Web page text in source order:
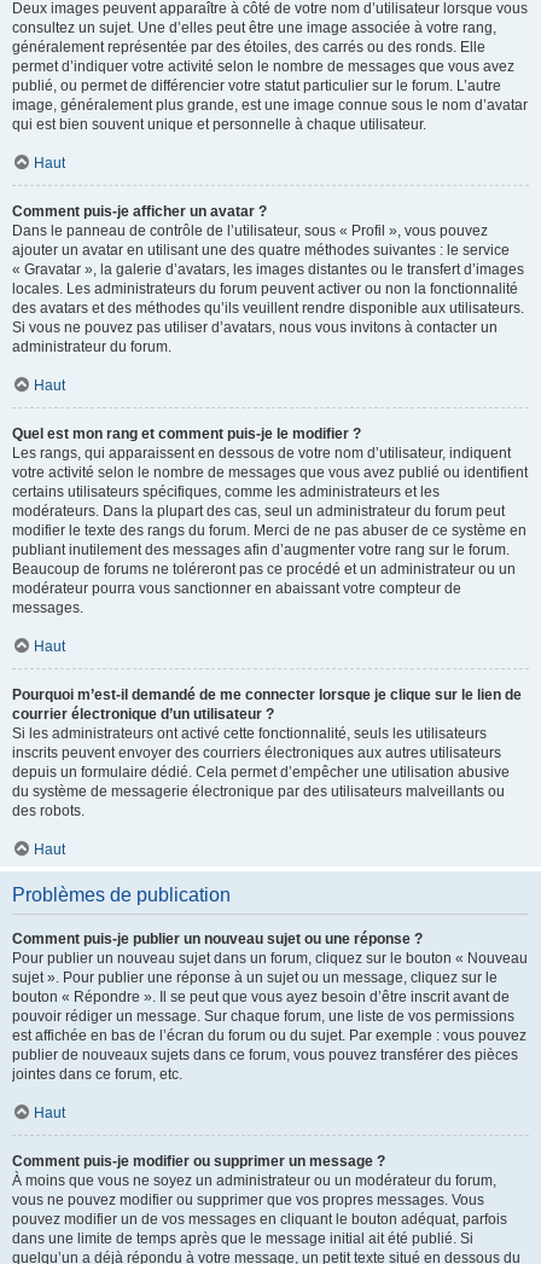
Deux images peuvent apparaître à côté de votre nom d’utilisateur lorsque vous
consultez un sujet. Une d’elles peut être une image associée à votre rang,
généralement représentée par des étoiles, des carrés ou des ronds. Elle
permet d’indiquer votre activité selon le nombre de messages que vous avez
publié, ou permet de différencier votre statut particulier sur le forum. L’autre
image, généralement plus grande, est une image connue sous le nom d’avatar
qui est bien souvent unique et personnelle à chaque utilisateur.
Haut
Comment puis-je afficher un avatar ?
Dans le panneau de contrôle de l’utilisateur, sous « Profil », vous pouvez
ajouter un avatar en utilisant une des quatre méthodes suivantes : le service
« Gravatar », la galerie d’avatars, les images distantes ou le transfert d’images
locales. Les administrateurs du forum peuvent activer ou non la fonctionnalité
des avatars et des méthodes qu’ils veuillent rendre disponible aux utilisateurs.
Si vous ne pouvez pas utiliser d’avatars, nous vous invitons à contacter un
administrateur du forum.
Haut
Quel est mon rang et comment puis-je le modifier ?
Les rangs, qui apparaissent en dessous de votre nom d’utilisateur, indiquent
votre activité selon le nombre de messages que vous avez publié ou identifient
certains utilisateurs spécifiques, comme les administrateurs et les
modérateurs. Dans la plupart des cas, seul un administrateur du forum peut
modifier le texte des rangs du forum. Merci de ne pas abuser de ce système en
publiant inutilement des messages afin d’augmenter votre rang sur le forum.
Beaucoup de forums ne toléreront pas ce procédé et un administrateur ou un
modérateur pourra vous sanctionner en abaissant votre compteur de
messages.
Haut
Pourquoi m’est-il demandé de me connecter lorsque je clique sur le lien de
courrier électronique d’un utilisateur ?
Si les administrateurs ont activé cette fonctionnalité, seuls les utilisateurs
inscrits peuvent envoyer des courriers électroniques aux autres utilisateurs
depuis un formulaire dédié. Cela permet d’empêcher une utilisation abusive
du système de messagerie électronique par des utilisateurs malveillants ou
des robots.
Haut
Problèmes de publication
Comment puis-je publier un nouveau sujet ou une réponse ?
Pour publier un nouveau sujet dans un forum, cliquez sur le bouton « Nouveau
sujet ». Pour publier une réponse à un sujet ou un message, cliquez sur le
bouton « Répondre ». Il se peut que vous ayez besoin d’être inscrit avant de
pouvoir rédiger un message. Sur chaque forum, une liste de vos permissions
est affichée en bas de l’écran du forum ou du sujet. Par exemple : vous pouvez
publier de nouveaux sujets dans ce forum, vous pouvez transférer des pièces
jointes dans ce forum, etc.
Haut
Comment puis-je modifier ou supprimer un message ?
À moins que vous ne soyez un administrateur ou un modérateur du forum,
vous ne pouvez modifier ou supprimer que vos propres messages. Vous
pouvez modifier un de vos messages en cliquant le bouton adéquat, parfois
dans une limite de temps après que le message initial ait été publié. Si
quelqu’un a déjà répondu à votre message, un petit texte situé en dessous du